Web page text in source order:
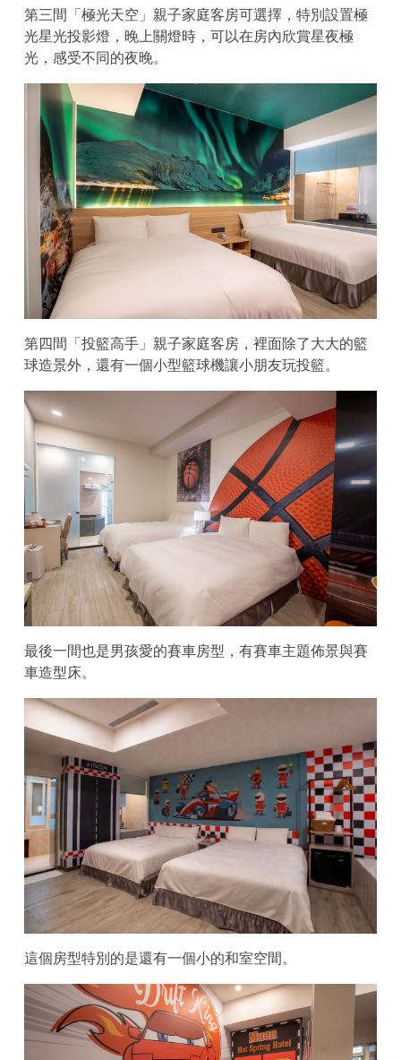
第三間「極光天空」親子家庭客房可選擇，特別設置極
光星光投影燈，晚上關燈時，可以在房內欣賞星夜極
光，感受不同的夜晚。
第四間「投籃高手」親子家庭客房，裡面除了大大的籃
球造景外，還有一個小型籃球機讓小朋友玩投籃。
最後一間也是男孩愛的賽車房型，有賽車主題佈景與賽
車造型床。
這個房型特別的是還有一個小的和室空間。